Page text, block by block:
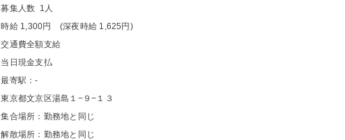
募集人数 1人
時給 1,300円 (深夜時給 1,625円)
交通費全額支給
当日現金支払
最寄駅：-
東京都文京区湯島１−９−１３
集合場所：勤務地と同じ
解散場所：勤務地と同じ